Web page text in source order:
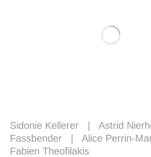
Sidonie Kellerer | Astrid
Fassbender | Alice Perrin-
Fabien Theofilakis